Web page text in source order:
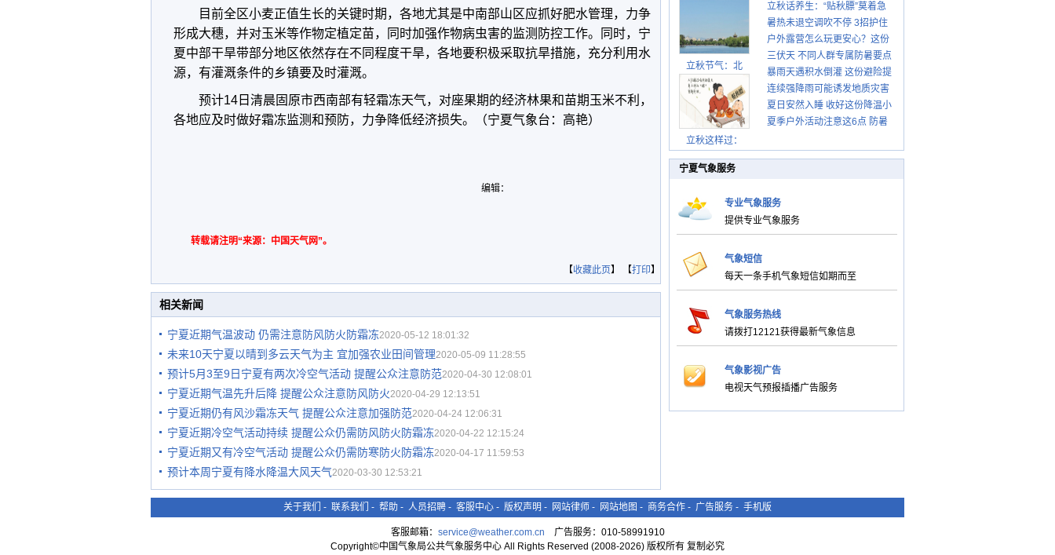
目前全区小麦正值生长的关键时期，各地尤其是中南部山区应抓好肥水管理，力争
形成大穗，并对玉米等作物定植定苗，同时加强作物病虫害的监测防控工作。同时，宁
夏中部干旱带部分地区依然存在不同程度干旱，各地要积极采取抗旱措施，充分利用水
源，有灌溉条件的乡镇要及时灌溉。
预计14日清晨固原市西南部有轻霜冻天气，对座果期的经济林果和苗期玉米不利，
各地应及时做好霜冻监测和预防，力争降低经济损失。（宁夏气象台：高艳）
编辑：
转载请注明“来源：中国天气网”。
【收藏此页】 【打印】
相关新闻
宁夏近期气温波动 仍需注意防风防火防霜冻2020-05-12 18:01:32
未来10天宁夏以晴到多云天气为主 宜加强农业田间管理2020-05-09 11:28:55
预计5月3至9日宁夏有两次冷空气活动 提醒公众注意防范2020-04-30 12:08:01
宁夏近期气温先升后降 提醒公众注意防风防火2020-04-29 12:13:51
宁夏近期仍有风沙霜冻天气 提醒公众注意加强防范2020-04-24 12:06:31
宁夏近期冷空气活动持续 提醒公众仍需防风防火防霜冻2020-04-22 12:15:24
宁夏近期又有冷空气活动 提醒公众仍需防寒防火防霜冻2020-04-17 11:59:53
预计本周宁夏有降水降温大风天气2020-03-30 12:53:21
立秋节气：北
立秋这样过：
立秋话养生：“贴秋膘”莫着急
先清暑再防燥
暑热未退空调吹不停 3招护住
肩颈不酸痛
户外露营怎么玩更安心？这份
攻略请收好
三伏天 不同人群专属防暑要点
请收好
暴雨天遇积水倒灌 这份避险提
示请收好
连续强降雨可能诱发地质灾害
这些前兆要知道
夏日安然入睡 收好这份降温小
贴士
夏季户外活动注意这6点 防暑
宁夏气象服务
专业气象服务
提供专业气象服务
气象短信
每天一条手机气象短信如期而至
气象服务热线
请拨打12121获得最新气象信息
气象影视广告
电视天气预报插播广告服务
关于我们 - 联系我们 - 帮助 - 人员招聘 - 客服中心 - 版权声明 - 网站律师 - 网站地图 - 商务合作 - 广告服务 - 手机版
客服邮箱： service@weather.com.cn 广告服务：010-58991910
Copyright©中国气象局公共气象服务中心 All Rights Reserved (2008-2026) 版权所有 复制必究